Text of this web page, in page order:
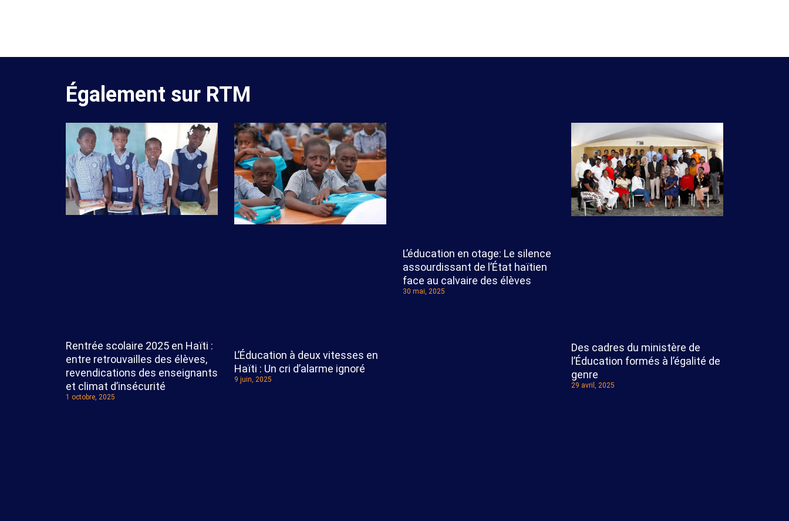
Également sur RTM
Rentrée scolaire 2025 en Haïti :
entre retrouvailles des élèves,
revendications des enseignants
et climat d’insécurité
1 octobre, 2025
L’Éducation à deux vitesses en
Haïti : Un cri d’alarme ignoré
9 juin, 2025
L’éducation en otage: Le silence
assourdissant de l’État haïtien
face au calvaire des élèves
30 mai, 2025
Des cadres du ministère de
l’Éducation formés à l’égalité de
genre
29 avril, 2025